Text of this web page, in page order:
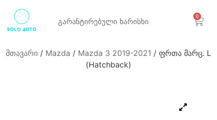
გარანტირებული ხარისხი
0
მთავარი / Mazda / Mazda 3 2019-2021 / ფრთა მარც. L
(Hatchback)